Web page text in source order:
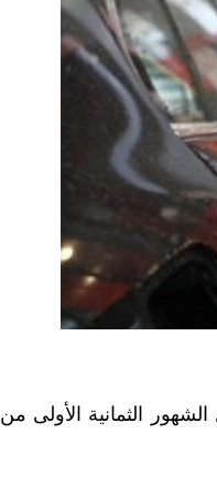
الثمانية الأولى من